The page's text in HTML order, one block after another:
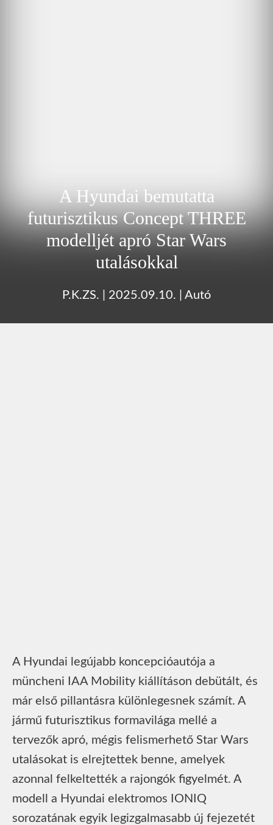
A Hyundai bemutatta
futurisztikus Concept THREE
modelljét apró Star Wars
utalásokkal
P.K.ZS. 2025.09.10. Autó
A Hyundai legújabb koncepcióautója a
müncheni IAA Mobility kiállításon debütált, és
már első pillantásra különlegesnek számít. A
jármű futurisztikus formavilága mellé a
tervezők apró, mégis felismerhető Star Wars
utalásokat is elrejtettek benne, amelyek
azonnal felkeltették a rajongók figyelmét. A
modell a Hyundai elektromos IONIQ
sorozatának egyik legizgalmasabb új fejezetét